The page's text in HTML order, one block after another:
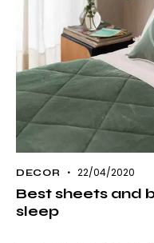
DECOR 22/04/2020
Best sheets and
sleep